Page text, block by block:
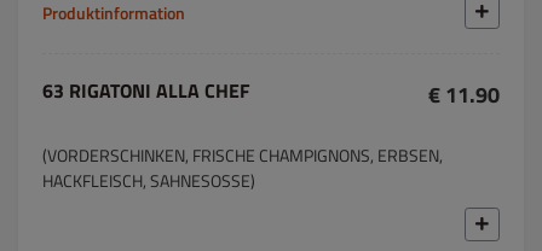
Produktinformation
63 RIGATONI ALLA CHEF € 11.90
(VORDERSCHINKEN, FRISCHE CHAMPIGNONS, ERBSEN,
HACKFLEISCH, SAHNESOSSE)